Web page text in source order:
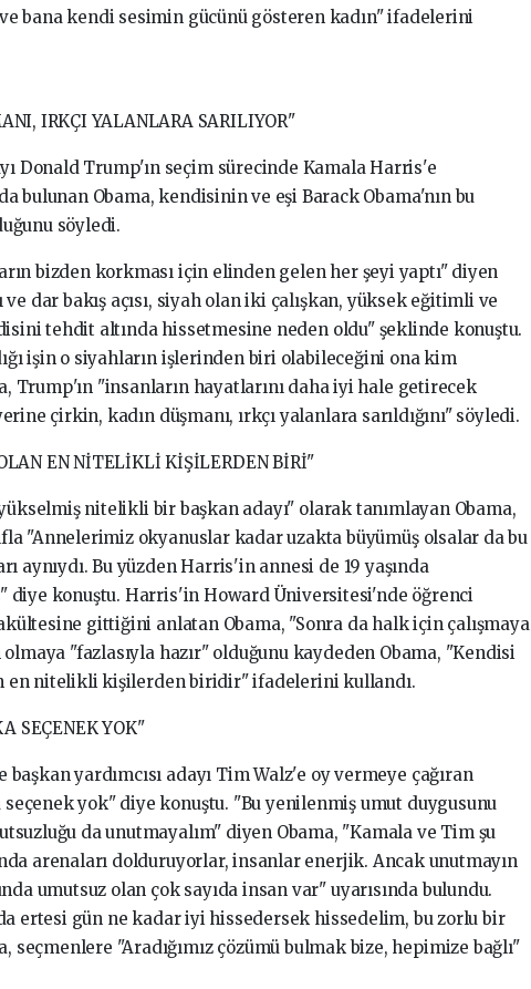
bana kendi sesimin gücünü gösteren kadın" ifadelerini
IRKÇI YALANLARA SARILIYOR"
Donald Trump'ın seçim sürecinde Kamala Harris'e
bulunan Obama, kendisinin ve eşi Barack Obama'nın bu
söyledi.
bizden korkması için elinden gelen her şeyi yaptı" diyen
ve dar bakış açısı, siyah olan iki çalışkan, yüksek eğitimli ve
tehdit altında hissetmesine neden oldu" şeklinde konuştu.
işin o siyahların işlerinden biri olabileceğini ona kim
Trump'ın "insanların hayatlarını daha iyi hale getirecek
çirkin, kadın düşmanı, ırkçı yalanlara sarıldığını" söyledi.
EN NİTELİKLİ KİŞİLERDEN BİRİ"
nitelikli bir başkan adayı" olarak tanımlayan Obama,
"Annelerimiz okyanuslar kadar uzakta büyümüş olsalar da bu
aynıydı. Bu yüzden Harris'in annesi de 19 yaşında
diye konuştu. Harris'in Howard Üniversitesi'nde öğrenci
gittiğini anlatan Obama, "Sonra da halk için çalışmaya
"fazlasıyla hazır" olduğunu kaydeden Obama, "Kendisi
en nitelikli kişilerden biridir" ifadelerini kullandı.
SEÇENEK YOK"
yardımcısı adayı Tim Walz'e oy vermeye çağıran
seçenek yok" diye konuştu. "Bu yenilenmiş umut duygusunu
da unutmayalım" diyen Obama, "Kamala ve Tim şu
arenaları dolduruyorlar, insanlar enerjik. Ancak unutmayın
umutsuz olan çok sayıda insan var" uyarısında bulundu.
da ertesi gün ne kadar iyi hissedersek hissedelim, bu zorlu bir
seçmenlere "Aradığımız çözümü bulmak bize, hepimize bağlı"